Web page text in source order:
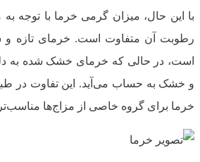
با این حال، میزان گرمی خرما با توجه
رطوبت آن متفاوت است. خرمای تازه و
است، در حالی که خرمای خشک ‌شده به
و خشک به حساب می‌آید. این تفاوت در
خرما برای گروه خاصی از مزاج‌ها